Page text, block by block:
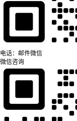
电话： 邮件微信
微信咨询